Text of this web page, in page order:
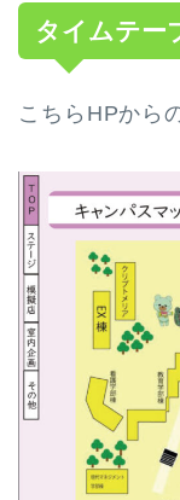
タイムテー
こちらHPから